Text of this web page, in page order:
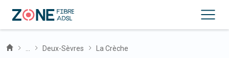
Deux-Sèvres La Crèche